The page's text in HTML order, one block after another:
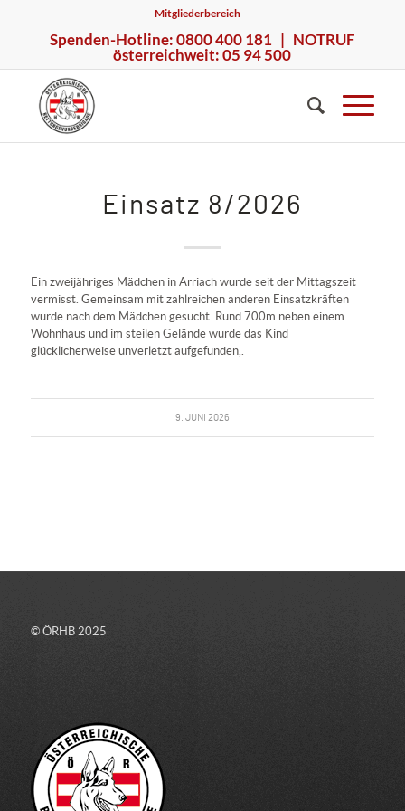
Mitgliederbereich
Spenden-Hotline: 0800 400 181 | NOTRUF
österreichweit: 05 94 500
Einsatz 8/2026
Ein zweijähriges Mädchen in Arriach wurde seit der Mittagszeit
vermisst. Gemeinsam mit zahlreichen anderen Einsatzkräften
wurde nach dem Mädchen gesucht. Rund 700m neben einem
Wohnhaus und im steilen Gelände wurde das Kind
glücklicherweise unverletzt aufgefunden,.
9. JUNI 2026
© ÖRHB 2025